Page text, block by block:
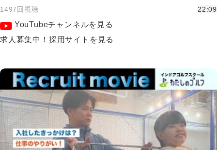
1497回視聴 22:09
YouTubeチャンネルを見る
求人募集中！採用サイトを見る